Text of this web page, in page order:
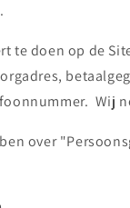
te doen op de
Wij
over